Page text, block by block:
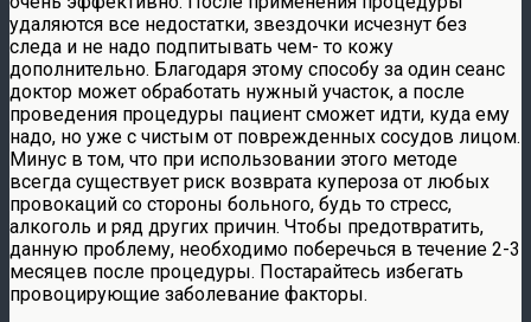
удаляются все недостатки, звездочки исчезнут без
следа и не надо подпитывать чем- то кожу
дополнительно. Благодаря этому способу за один сеанс
доктор может обработать нужный участок, а после
проведения процедуры пациент сможет идти, куда ему
надо, но уже с чистым от поврежденных сосудов лицом.
Минус в том, что при использовании этого методе
всегда существует риск возврата купероза от любых
провокаций со стороны больного, будь то стресс,
алкоголь и ряд других причин. Чтобы предотвратить,
данную проблему, необходимо поберечься в течение 2-3
месяцев после процедуры. Постарайтесь избегать
провоцирующие заболевание факторы.